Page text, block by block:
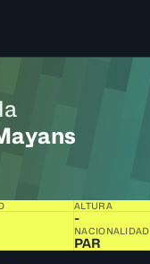
ALTURA
-
NACIONALIDAD
PAR